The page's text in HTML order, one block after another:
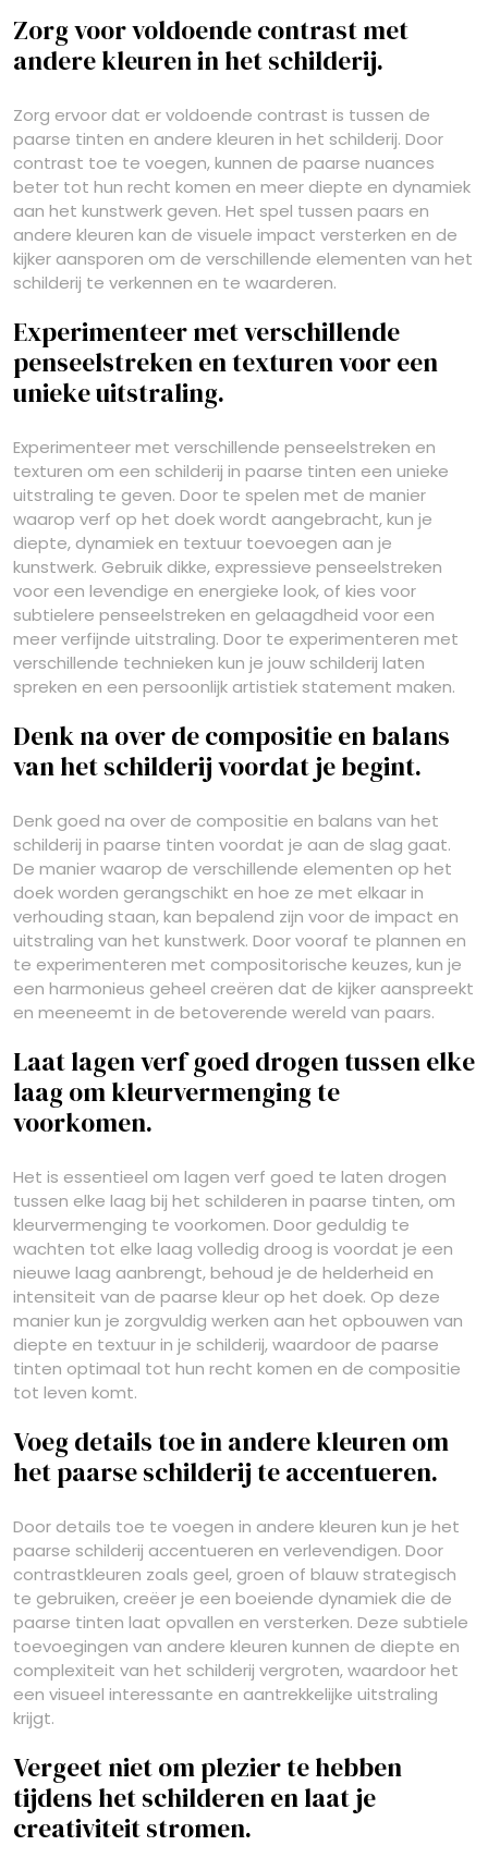
Zorg voor voldoende contrast met
andere kleuren in het schilderij.
Zorg ervoor dat er voldoende contrast is tussen de
paarse tinten en andere kleuren in het schilderij. Door
contrast toe te voegen, kunnen de paarse nuances
beter tot hun recht komen en meer diepte en dynamiek
aan het kunstwerk geven. Het spel tussen paars en
andere kleuren kan de visuele impact versterken en de
kijker aansporen om de verschillende elementen van het
schilderij te verkennen en te waarderen.
Experimenteer met verschillende
penseelstreken en texturen voor een
unieke uitstraling.
Experimenteer met verschillende penseelstreken en
texturen om een schilderij in paarse tinten een unieke
uitstraling te geven. Door te spelen met de manier
waarop verf op het doek wordt aangebracht, kun je
diepte, dynamiek en textuur toevoegen aan je
kunstwerk. Gebruik dikke, expressieve penseelstreken
voor een levendige en energieke look, of kies voor
subtielere penseelstreken en gelaagdheid voor een
meer verfijnde uitstraling. Door te experimenteren met
verschillende technieken kun je jouw schilderij laten
spreken en een persoonlijk artistiek statement maken.
Denk na over de compositie en balans
van het schilderij voordat je begint.
Denk goed na over de compositie en balans van het
schilderij in paarse tinten voordat je aan de slag gaat.
De manier waarop de verschillende elementen op het
doek worden gerangschikt en hoe ze met elkaar in
verhouding staan, kan bepalend zijn voor de impact en
uitstraling van het kunstwerk. Door vooraf te plannen en
te experimenteren met compositorische keuzes, kun je
een harmonieus geheel creëren dat de kijker aanspreekt
en meeneemt in de betoverende wereld van paars.
Laat lagen verf goed drogen tussen elke
laag om kleurvermenging te
voorkomen.
Het is essentieel om lagen verf goed te laten drogen
tussen elke laag bij het schilderen in paarse tinten, om
kleurvermenging te voorkomen. Door geduldig te
wachten tot elke laag volledig droog is voordat je een
nieuwe laag aanbrengt, behoud je de helderheid en
intensiteit van de paarse kleur op het doek. Op deze
manier kun je zorgvuldig werken aan het opbouwen van
diepte en textuur in je schilderij, waardoor de paarse
tinten optimaal tot hun recht komen en de compositie
tot leven komt.
Voeg details toe in andere kleuren om
het paarse schilderij te accentueren.
Door details toe te voegen in andere kleuren kun je het
paarse schilderij accentueren en verlevendigen. Door
contrastkleuren zoals geel, groen of blauw strategisch
te gebruiken, creëer je een boeiende dynamiek die de
paarse tinten laat opvallen en versterken. Deze subtiele
toevoegingen van andere kleuren kunnen de diepte en
complexiteit van het schilderij vergroten, waardoor het
een visueel interessante en aantrekkelijke uitstraling
krijgt.
Vergeet niet om plezier te hebben
tijdens het schilderen en laat je
creativiteit stromen.